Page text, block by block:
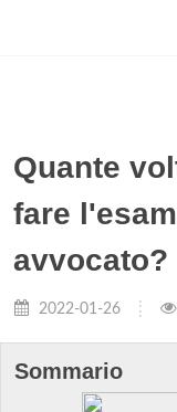
Quante
fare
avvocato?
2022-01-26
Sommario